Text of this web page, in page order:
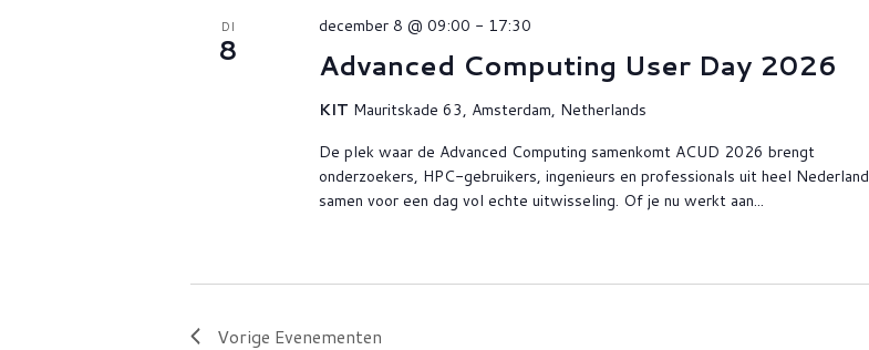
DI
8 Advanced Computing User Day 2026
december 8 @ 09:00 - 17:30
KIT Mauritskade 63, Amsterdam, Netherlands
De plek waar de Advanced Computing samenkomt ACUD 2026 brengt
onderzoekers, HPC-gebruikers, ingenieurs en professionals uit heel Nederland
samen voor een dag vol echte uitwisseling. Of je nu werkt aan...
Vorige Evenementen